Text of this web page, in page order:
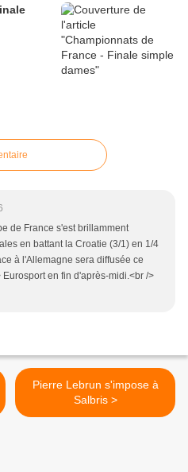
de France s'est brillamment
en battant la Croatie (3/1) en 1/4
à l'Allemagne sera diffusée ce
en fin d'après-midi.<br />
Pierre Lebrun s'impose à
Salbris >